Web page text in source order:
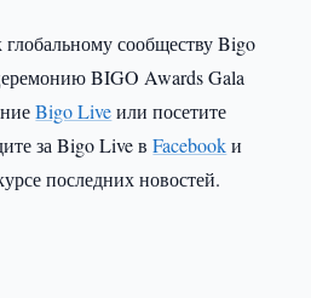
сообществу Bigo
BIGO Awards Gala
Bigo Liveили посетите
за Bigo Live вFacebookи
последних новостей.